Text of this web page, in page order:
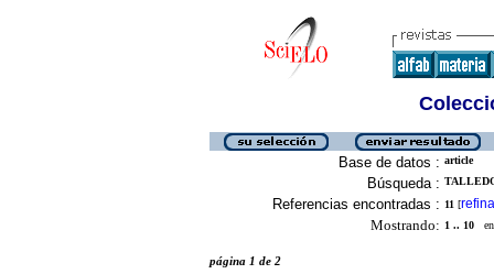
Base de datos : article
Búsqueda :
Referencias encontradas : 11 [
Mostrando: 1 .. 10 en
página 1 de 2